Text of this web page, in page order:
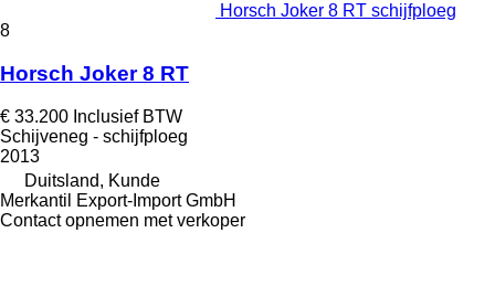
Horsch Joker 8 RT schijfploeg
8
Horsch Joker 8 RT
€ 33.200 Inclusief BTW
Schijveneg - schijfploeg
2013
Duitsland, Kunde
Merkantil Export-Import GmbH
Contact opnemen met verkoper